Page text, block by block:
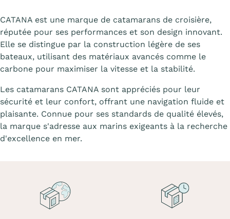
CATANA est une marque de catamarans de croisière,
réputée pour ses performances et son design innovant.
Elle se distingue par la construction légère de ses
bateaux, utilisant des matériaux avancés comme le
carbone pour maximiser la vitesse et la stabilité.
Les catamarans CATANA sont appréciés pour leur
sécurité et leur confort, offrant une navigation fluide et
plaisante. Connue pour ses standards de qualité élevés,
la marque s'adresse aux marins exigeants à la recherche
d'excellence en mer.